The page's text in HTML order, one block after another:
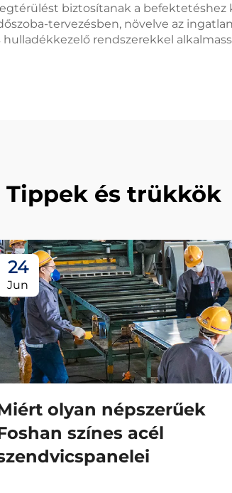
biztosítanak a befektetéshez
tervezésben, növelve az
rendszerekkel
Tippek és trükkök
24
Jun
olyan népszerűek
színes acél